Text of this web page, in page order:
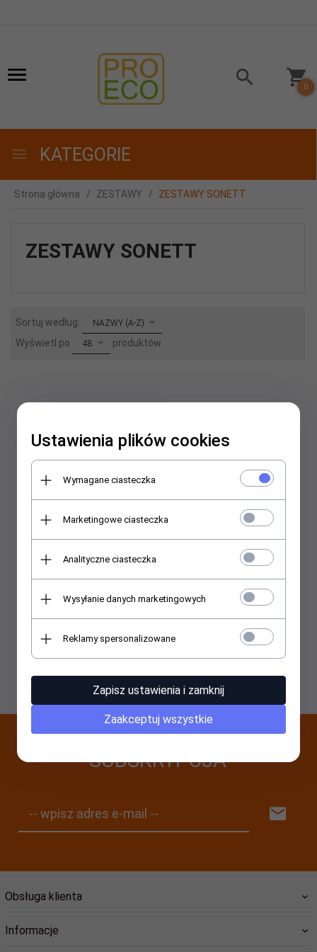
0
KATEGORIE
Strona główna ZESTAWY ZESTAWY SONETT
ZESTAWY SONETT
Sortuj według: sortNAZWY (A-Z)
Wyświetl po pop48 produktów
SUBSKRYPCJA
-- wpisz adres e-mail --
Obsługa klienta
Informacje
Ustawienia plików cookies
Wymagane ciasteczka
Marketingowe ciasteczka
Analityczne ciasteczka
Wysyłanie danych marketingowych
Reklamy spersonalizowane
Zapisz ustawienia i zamknij
Zaakceptuj wszystkie